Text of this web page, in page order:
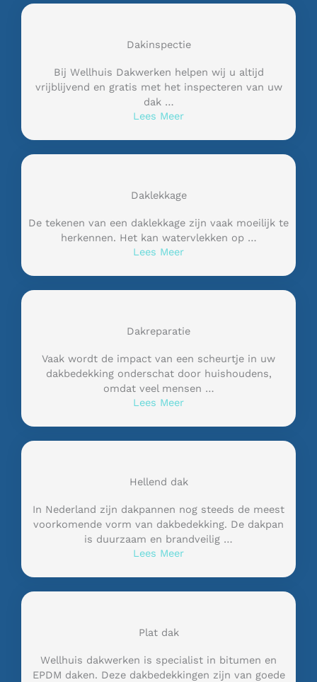
Dakinspectie
Bij Wellhuis Dakwerken helpen wij u altijd
vrijblijvend en gratis met het inspecteren van uw
dak …
Lees Meer
Daklekkage
De tekenen van een daklekkage zijn vaak moeilijk te
herkennen. Het kan watervlekken op …
Lees Meer
Dakreparatie
Vaak wordt de impact van een scheurtje in uw
dakbedekking onderschat door huishoudens,
omdat veel mensen …
Lees Meer
Hellend dak
In Nederland zijn dakpannen nog steeds de meest
voorkomende vorm van dakbedekking. De dakpan
is duurzaam en brandveilig …
Lees Meer
Plat dak
Wellhuis dakwerken is specialist in bitumen en
EPDM daken. Deze dakbedekkingen zijn van goede